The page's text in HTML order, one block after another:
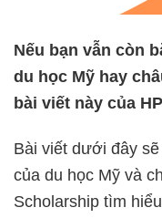
Nếu bạn vẫn còn
du học Mỹ hay
bài viết này của
Bài viết dưới đây
của du học Mỹ và
Scholarship tìm